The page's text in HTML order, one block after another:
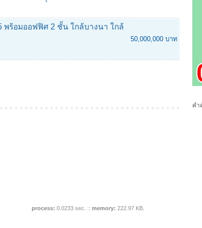
พร้อมออฟฟิศ 2 ชั้น ใกล้บางนา ใกล้
50,000,000 บาท
คำ
process: 0.0233 sec :: memory: 222.97 KB.